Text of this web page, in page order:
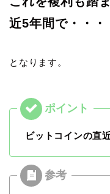
近5年間で・・・
となります。
ビットコインの直